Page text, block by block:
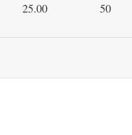
25.00 50